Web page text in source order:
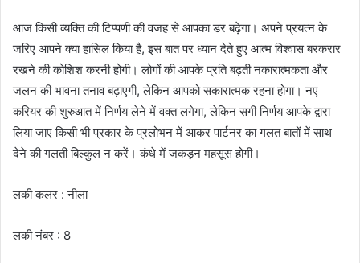
आज किसी व्यक्ति की टिप्पणी की वजह से आपका डर बढ़ेगा। अपने प्रयत्न के
जरिए आपने क्या हासिल किया है, इस बात पर ध्यान देते हुए आत्म विश्वास बरकरार
रखने की कोशिश करनी होगी। लोगों की आपके प्रति बढ़ती नकारात्मकता और
जलन की भावना तनाव बढ़ाएगी, लेकिन आपको सकारात्मक रहना होगा। नए
करियर की शुरुआत में निर्णय लेने में वक्त लगेगा, लेकिन सगी निर्णय आपके द्वारा
लिया जाए किसी भी प्रकार के प्रलोभन में आकर पार्टनर का गलत बातों में साथ
देने की गलती बिल्कुल न करें। कंधे में जकड़न महसूस होगी।
लकी कलर : नीला
लकी नंबर : 8